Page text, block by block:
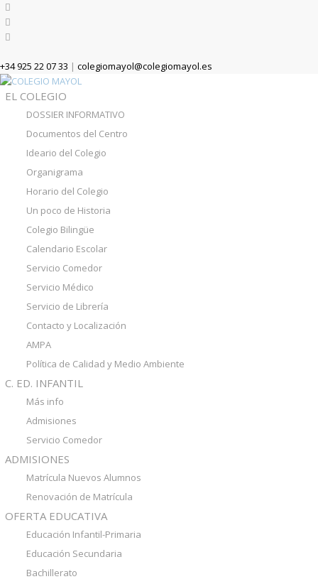
+34 925 22 07 33 | colegiomayol@colegiomayol.es
EL COLEGIO
DOSSIER INFORMATIVO
Documentos del Centro
Ideario del Colegio
Organigrama
Horario del Colegio
Un poco de Historia
Colegio Bilingüe
Calendario Escolar
Servicio Comedor
Servicio Médico
Servicio de Librería
Contacto y Localización
AMPA
Política de Calidad y Medio Ambiente
C. ED. INFANTIL
Más info
Admisiones
Servicio Comedor
ADMISIONES
Matrícula Nuevos Alumnos
Renovación de Matrícula
OFERTA EDUCATIVA
Educación Infantil-Primaria
Educación Secundaria
Bachillerato